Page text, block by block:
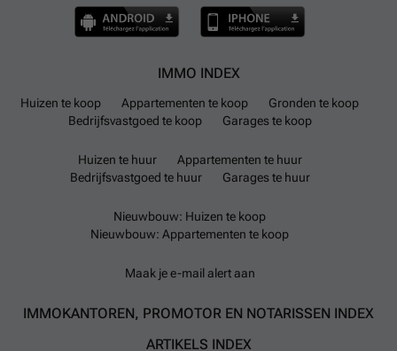
IMMO INDEX
Huizen te koop Appartementen te koop
Gronden te koop
Bedrijfsvastgoed te koop
Garages te koop
Huizen te huur
Appartementen te huur
Bedrijfsvastgoed te huur
Garages te huur
Nieuwbouw: Huizen te koop
Nieuwbouw: Appartementen te koop
Maak je e-mail alert aan
IMMOKANTOREN, PROMOTOR EN NOTARISSEN INDEX
ARTIKELS INDEX